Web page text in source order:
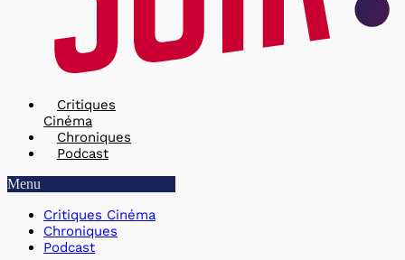
Critiques
Cinéma
Chroniques
Podcast
Menu
Critiques Cinéma
Chroniques
Podcast